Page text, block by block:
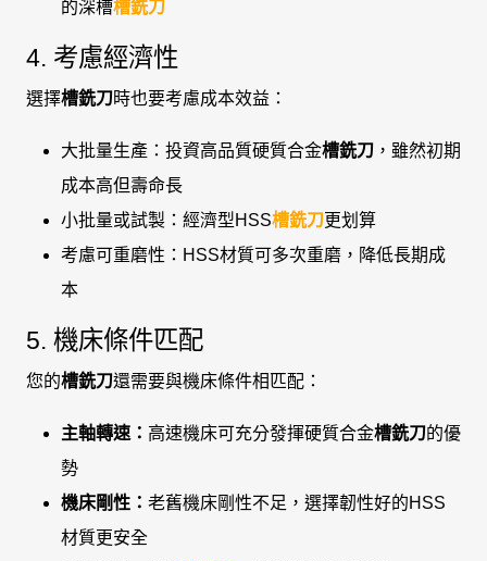
的深槽槽銑刀
4. 考慮經濟性
選擇槽銑刀時也要考慮成本效益：
大批量生產：投資高品質硬質合金槽銑刀 ，雖然初期
成本高但壽命長
小批量或試製：經濟型HSS槽銑刀更划算
考慮可重磨性：HSS材質可多次重磨，降低長期成
本
5. 機床條件匹配
您的槽銑刀還需要與機床條件相匹配：
主軸轉速： 高速機床可充分發揮硬質合金槽銑刀的優
勢
機床剛性： 老舊機床剛性不足，選擇韌性好的HSS
材質更安全